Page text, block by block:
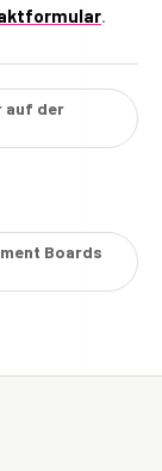
.
auf der
Boards